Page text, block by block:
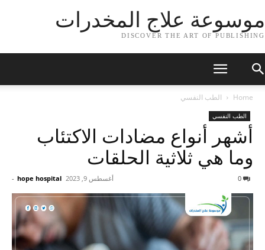
موسوعة علاج المخدرات
DISCOVER THE ART OF PUBLISHING
Home الطب النفسي
الطب النفسي
أشهر أنواع مضادات الاكتئاب
وما هي ثلاثية الحلقات
hope hospital
- أغسطس 9, 2023